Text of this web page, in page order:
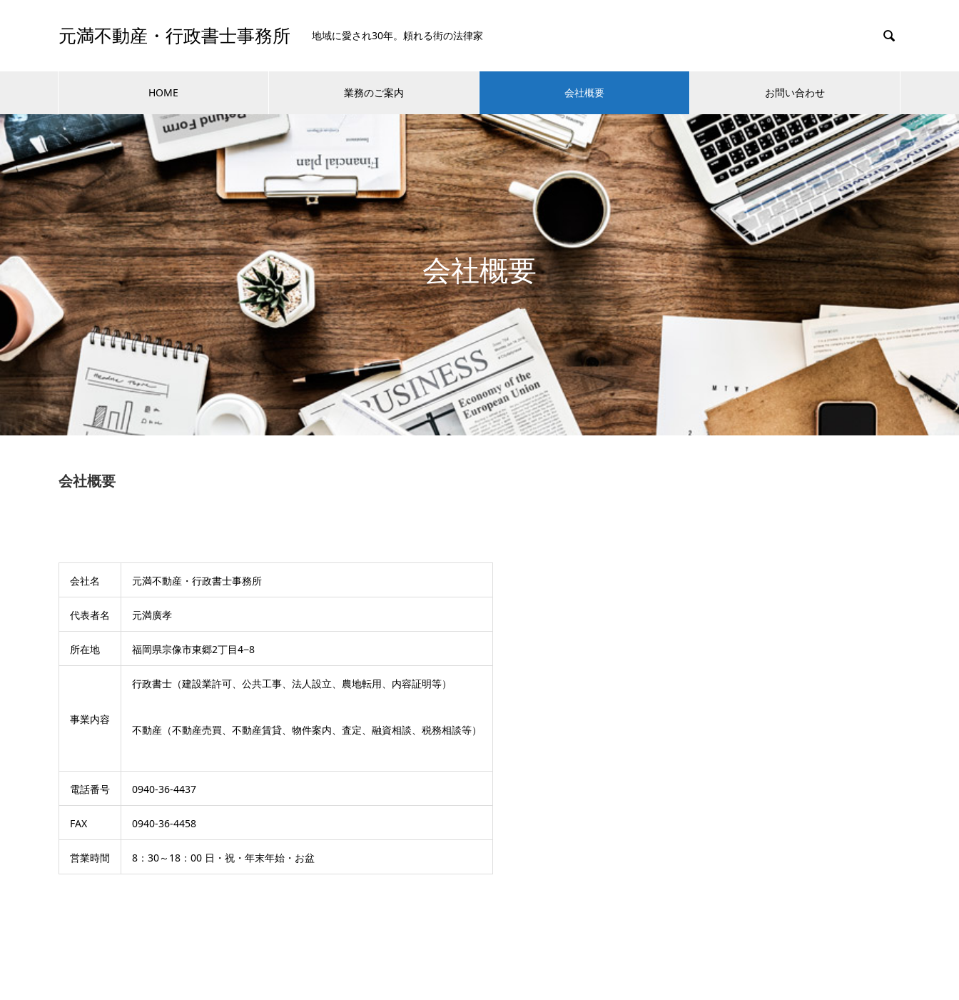
元満不動産・行政書士事務所 地域に愛され30年。頼れる街の法律家 
HOME 業務のご案内 会社概要 お問い合わせ
会社概要
会社概要
会社名 元満不動産・行政書士事務所
代表者名 元満廣孝
所在地 福岡県宗像市東郷2丁目4−8
事業内容
行政書士（建設業許可、公共工事、法人設立、農地転用、内容証明等）
不動産（不動産売買、不動産賃貸、物件案内、査定、融資相談、税務相談等）
電話番号 0940-36-4437
FAX 0940-36-4458
営業時間 8：30～18：00 日・祝・年末年始・お盆